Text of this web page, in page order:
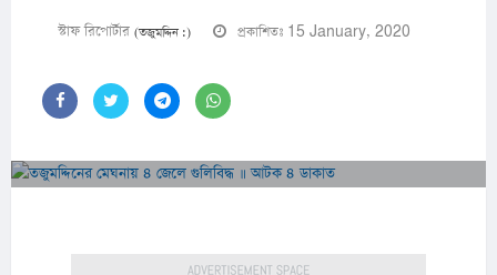
স্টাফ রিপোর্টার (তজুমদ্দিন :) প্রকাশিতঃ 15 January, 2020